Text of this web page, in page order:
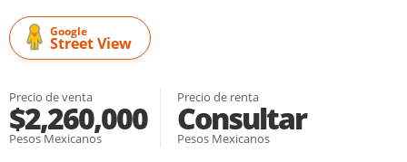
Google
Street View
Precio de venta
$2,260,000
Pesos Mexicanos
Precio de renta
Consultar
Pesos Mexicanos